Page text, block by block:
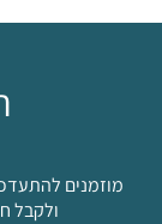
מוזמנים
ולקבל